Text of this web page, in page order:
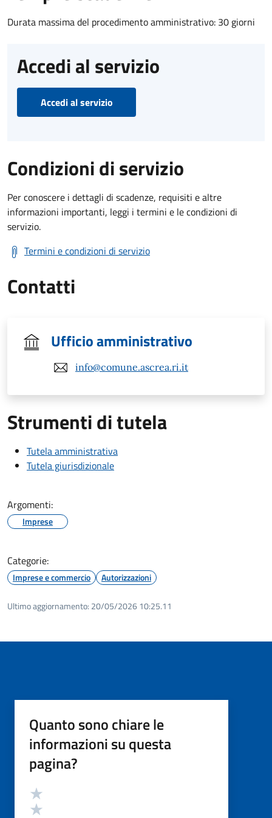
Durata massima del procedimento amministrativo: 30 giorni
Accedi al servizio
Accedi al servizio
Condizioni di servizio
Per conoscere i dettagli di scadenze, requisiti e altre
informazioni importanti, leggi i termini e le condizioni di
servizio.
Termini e condizioni di servizio
Contatti
Ufficio amministrativo
info@comune.ascrea.ri.it
Strumenti di tutela
Tutela amministrativa
Tutela giurisdizionale
Argomenti:
Imprese
Categorie:
Imprese e commercio Autorizzazioni
Ultimo aggiornamento: 20/05/2026 10:25.11
Quanto sono chiare le
informazioni su questa
pagina?
Valutazione